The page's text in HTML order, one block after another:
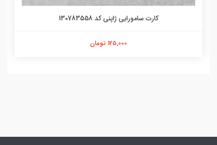
کارت سامورایی ژاپنی کد 130783558
125,000 تومان